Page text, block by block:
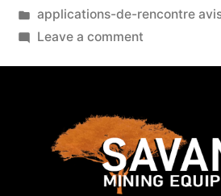
applications-de-rencontre
Leave a comment